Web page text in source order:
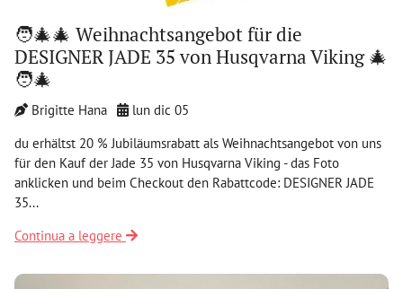
🧑‍🎄🎄 Weihnachtsangebot für die
DESIGNER JADE 35 von Husqvarna Viking 🎄
🧑‍🎄
Brigitte Hana
lun dic 05
du erhältst 20 % Jubiläumsrabatt als Weihnachtsangebot von uns
für den Kauf der Jade 35 von Husqvarna Viking - das Foto
anklicken und beim Checkout den Rabattcode: DESIGNER JADE
35...
Continua a leggere